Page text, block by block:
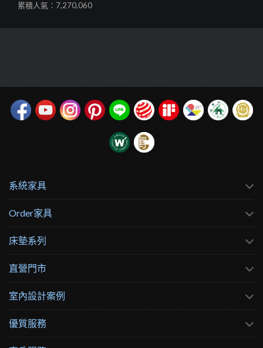
累積人氣：7,270,060
系統家具
Order家具
床墊系列
直營門市
室內設計案例
優質服務